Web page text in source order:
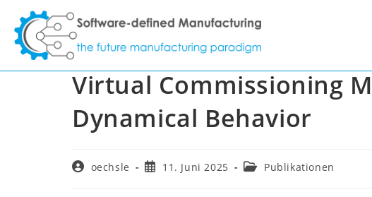
Inhalt
springen
Offline and Online
Virtual Commissioning
Dynamical Behavior
Beitrags-
oechsle
Beitrag11. Juni 2025
Beitrags-Publikationen